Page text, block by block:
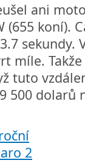
ani
(655 koní).
sekundy.
míle.
tuto
500 dolarů